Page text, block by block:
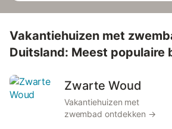
Vakantiehuizen met
Duitsland: Meest populaire
Zwarte Woud
Vakantiehuizen met
zwembad ontdekken →